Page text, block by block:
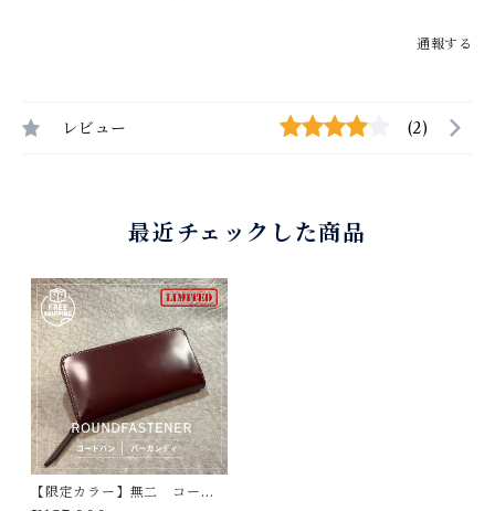
通報する
レビュー (2)
最近チェックした商品
【限定カラー】無二 コード